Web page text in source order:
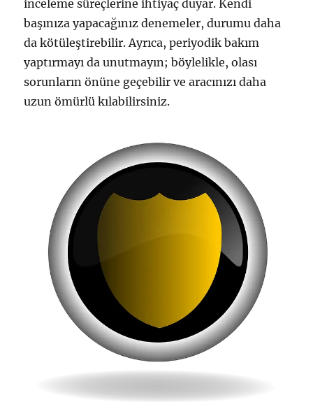
inceleme süreçlerine ihtiyaç duyar. Kendi
başınıza yapacağınız denemeler, durumu daha
da kötüleştirebilir. Ayrıca, periyodik bakım
yaptırmayı da unutmayın; böylelikle, olası
sorunların önüne geçebilir ve aracınızı daha
uzun ömürlü kılabilirsiniz.